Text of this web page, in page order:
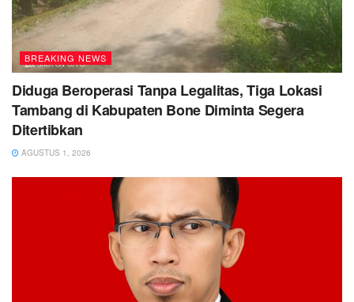
BREAKING NEWS
Diduga Beroperasi Tanpa Legalitas, Tiga Lokasi
Tambang di Kabupaten Bone Diminta Segera
Ditertibkan
AGUSTUS 1, 2026